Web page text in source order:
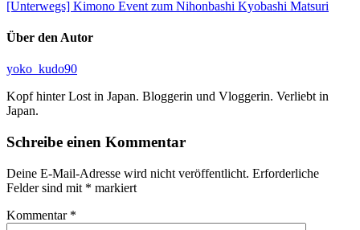
[Unterwegs] Kimono Event zum Nihonbashi Kyobashi Matsuri
Über den Autor
yoko_kudo90
Kopf hinter Lost in Japan. Bloggerin und Vloggerin. Verliebt in
Japan.
Schreibe einen Kommentar
Deine E-Mail-Adresse wird nicht veröffentlicht. Erforderliche
Felder sind mit * markiert
Kommentar *